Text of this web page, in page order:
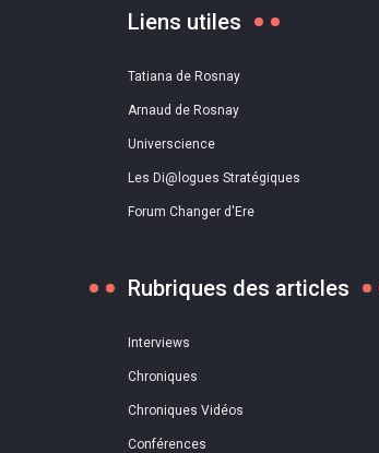
Liens utiles
Tatiana de Rosnay
Arnaud de Rosnay
Universcience
Les Di@logues Stratégiques
Forum Changer d'Ere
Rubriques des articles
Interviews
Chroniques
Chroniques Vidéos
Conférences